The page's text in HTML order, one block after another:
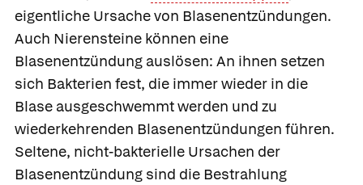
eigentliche Ursache von Blasenentzündungen.
Auch Nierensteine können eine
Blasenentzündung auslösen: An ihnen setzen
sich Bakterien fest, die immer wieder in die
Blase ausgeschwemmt werden und zu
wiederkehrenden Blasenentzündungen führen.
Seltene, nicht-bakterielle Ursachen der
Blasenentzündung sind die Bestrahlung